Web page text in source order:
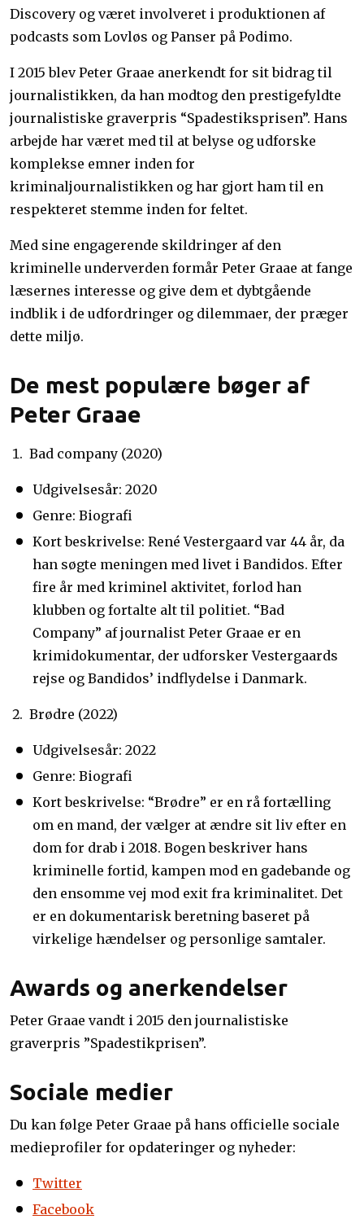
Discovery og været involveret i produktionen af
podcasts som Lovløs og Panser på Podimo.
I 2015 blev Peter Graae anerkendt for sit bidrag til
journalistikken, da han modtog den prestigefyldte
journalistiske graverpris “Spadestiksprisen”. Hans
arbejde har været med til at belyse og udforske
komplekse emner inden for
kriminaljournalistikken og har gjort ham til en
respekteret stemme inden for feltet.
Med sine engagerende skildringer af den
kriminelle underverden formår Peter Graae at fange
læsernes interesse og give dem et dybtgående
indblik i de udfordringer og dilemmaer, der præger
dette miljø.
De mest populære bøger af
Peter Graae
Bad company (2020)
Udgivelsesår: 2020
Genre: Biografi
Kort beskrivelse: René Vestergaard var 44 år, da
han søgte meningen med livet i Bandidos. Efter
fire år med kriminel aktivitet, forlod han
klubben og fortalte alt til politiet. “Bad
Company” af journalist Peter Graae er en
krimidokumentar, der udforsker Vestergaards
rejse og Bandidos’ indflydelse i Danmark.
Brødre (2022)
Udgivelsesår: 2022
Genre: Biografi
Kort beskrivelse: “Brødre” er en rå fortælling
om en mand, der vælger at ændre sit liv efter en
dom for drab i 2018. Bogen beskriver hans
kriminelle fortid, kampen mod en gadebande og
den ensomme vej mod exit fra kriminalitet. Det
er en dokumentarisk beretning baseret på
virkelige hændelser og personlige samtaler.
Awards og anerkendelser
Peter Graae vandt i 2015 den journalistiske
graverpris ”Spadestikprisen”.
Sociale medier
Du kan følge Peter Graae på hans officielle sociale
medieprofiler for opdateringer og nyheder:
Twitter
Facebook